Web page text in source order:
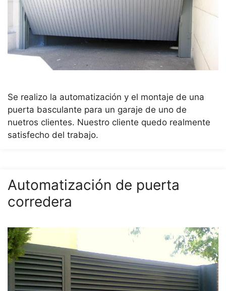
Se realizo la automatización y el montaje de una
puerta basculante para un garaje de uno de
nuetros clientes. Nuestro cliente quedo realmente
satisfecho del trabajo.
Automatización de puerta
corredera